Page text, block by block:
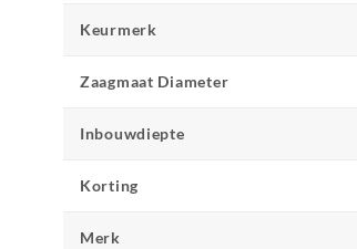
Keurmerk
Zaagmaat Diameter
Inbouwdiepte
Korting
Merk